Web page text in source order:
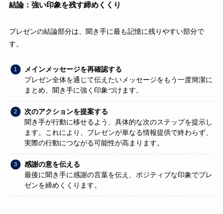
結論：強い印象を残す締めくくり
プレゼンの結論部分は、聞き手に最も記憶に残りやすい部分で
す。
メインメッセージを再確認する
プレゼン全体を通じて伝えたいメッセージをもう一度簡潔に
まとめ、聞き手に強く印象づけます。
次のアクションを提案する
聞き手が行動に移せるよう、具体的な次のステップを提示し
ます。これにより、プレゼンが単なる情報提供で終わらず、
実際の行動につながる可能性が高まります。
感謝の意を伝える
最後に聞き手に感謝の言葉を伝え、ポジティブな印象でプレ
ゼンを締めくくります。